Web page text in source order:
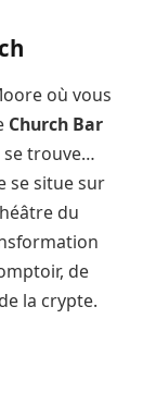
où vous
Church Bar
se trouve…
se situe sur
du
de
la crypte.